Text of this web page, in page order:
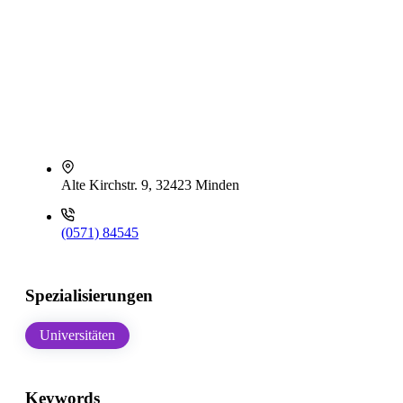
Alte Kirchstr. 9, 32423 Minden
(0571) 84545
Spezialisierungen
Universitäten
Keywords